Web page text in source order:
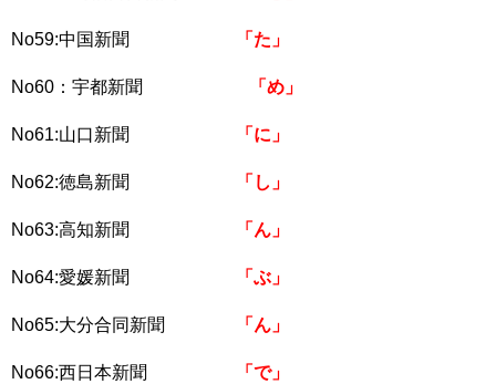
No59:中国新聞 「た」
No60：宇都新聞 「め」
No61:山口新聞 「に」
No62:徳島新聞 「し」
No63:高知新聞 「ん」
No64:愛媛新聞 「ぶ」
No65:大分合同新聞 「ん」
No66:西日本新聞 「で」